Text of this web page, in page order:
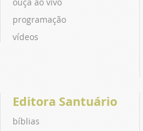
programação
vídeos
Editora Santuário
bíblias